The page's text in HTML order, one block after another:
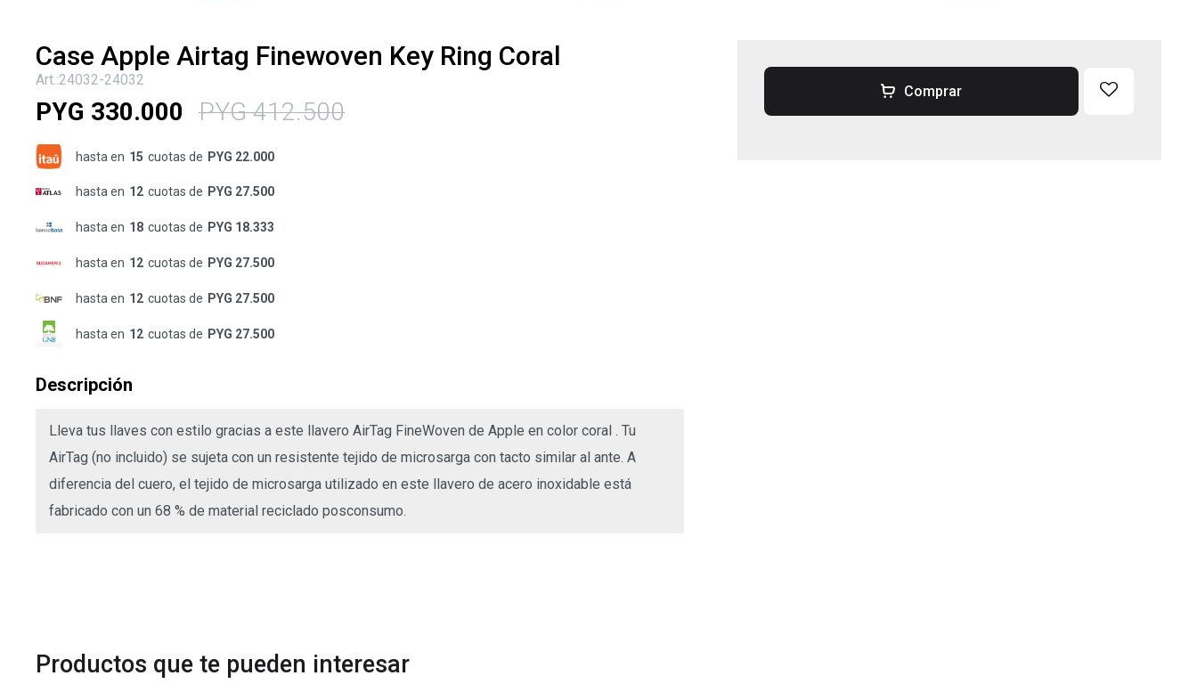
Case Apple Airtag Finewoven Key Ring Coral
24032-24032
PYG 330.000 PYG 412.500
hasta en 15 cuotas de PYG 22.000
hasta en 12 cuotas de PYG 27.500
hasta en 18 cuotas de PYG 18.333
hasta en 12 cuotas de PYG 27.500
hasta en 12 cuotas de PYG 27.500
hasta en 12 cuotas de PYG 27.500
Descripción
Lleva tus llaves con estilo gracias a este llavero AirTag FineWoven de Apple en color coral . Tu
AirTag (no incluido) se sujeta con un resistente tejido de microsarga con tacto similar al ante. A
diferencia del cuero, el tejido de microsarga utilizado en este llavero de acero inoxidable está
fabricado con un 68 % de material reciclado posconsumo.
Comprar
Productos que te pueden interesar